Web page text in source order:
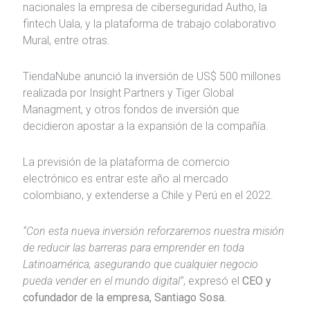
nacionales la empresa de ciberseguridad Autho, la
fintech Uala, y la plataforma de trabajo colaborativo
Mural, entre otras.
TiendaNube anunció la inversión de US$ 500 millones
realizada por Insight Partners y Tiger Global
Managment, y otros fondos de inversión que
decidieron apostar a la expansión de la compañía.
La previsión de la plataforma de comercio
electrónico es entrar este año al mercado
colombiano, y extenderse a Chile y Perú en el 2022.
“Con esta nueva inversión reforzaremos nuestra misión
de reducir las barreras para emprender en toda
Latinoamérica, asegurando que cualquier negocio
pueda vender en el mundo digital”, expresó el CEO y
cofundador de la empresa, Santiago Sosa.